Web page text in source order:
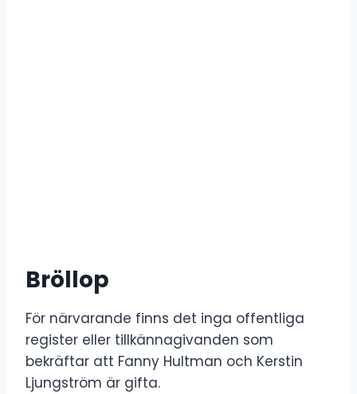
Bröllop
För närvarande finns det inga offentliga
register eller tillkännagivanden som
bekräftar att Fanny Hultman och Kerstin
Ljungström är gifta.